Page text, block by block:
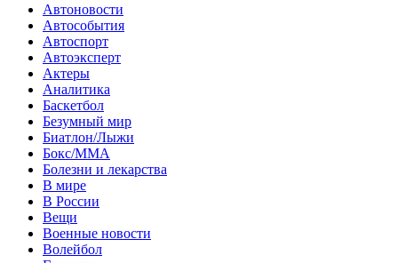
Автоновости
Автособытия
Автоспорт
Автоэксперт
Актеры
Аналитика
Баскетбол
Безумный мир
Биатлон/Лыжи
Бокс/MMA
Болезни и лекарства
В мире
В России
Вещи
Военные новости
Волейбол